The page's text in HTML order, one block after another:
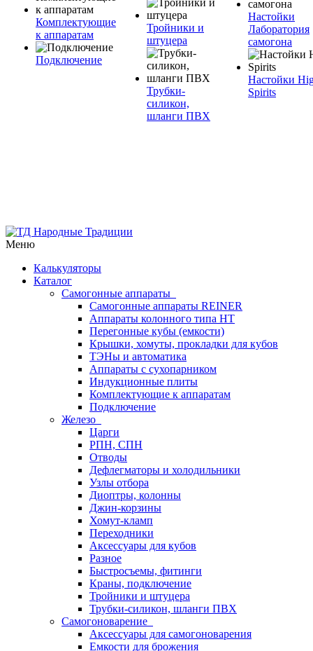
Комплектующие
к аппаратам
Подключение
Тройники и
штуцера
Трубки-
силикон,
шланги ПВХ
Настойки
Лаборатория
самогона
Настойки
Spirits
Меню
Калькуляторы
Каталог
Самогонные аппараты
Самогонные аппараты REINER
Аппараты колонного типа НТ
Перегонные кубы (емкости)
Крышки, хомуты, прокладки для кубов
ТЭНы и автоматика
Аппараты с сухопарником
Индукционные плиты
Комплектующие к аппаратам
Подключение
Железо
Царги
РПН, СПН
Отводы
Дефлегматоры и холодильники
Узлы отбора
Диоптры, колонны
Джин-корзины
Хомут-кламп
Переходники
Аксессуары для кубов
Разное
Быстросъемы, фитинги
Краны, подключение
Тройники и штуцера
Трубки-силикон, шланги ПВХ
Самогоноварение
Аксессуары для самогоноварения
Емкости для брожения